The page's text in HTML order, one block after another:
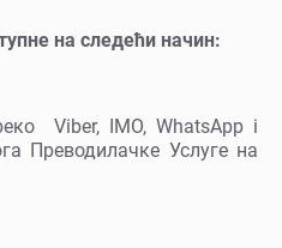
на следећи начин:
Viber, IMO, WhatsApp i
Преводилачке Услуге на